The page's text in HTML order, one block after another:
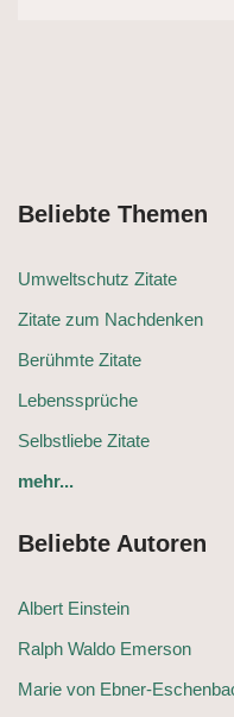
Beliebte Themen
Umweltschutz Zitate
Zitate zum Nachdenken
Berühmte Zitate
Lebenssprüche
Selbstliebe Zitate
mehr...
Beliebte Autoren
Albert Einstein
Ralph Waldo Emerson
Marie von Ebner-